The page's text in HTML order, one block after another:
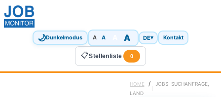
🌙Dunkelmodus A A A DE▾ Kontakt
📋Stellenliste 0
HOME /
JOBS: SUCHANFRAGE,
LAND